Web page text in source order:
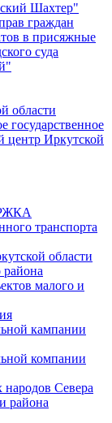
Шахтер"
граждан
в присяжные
суда
области
государственное
центр Иркутской
транспорта
области
малого и
кампании
компании
Севера
района